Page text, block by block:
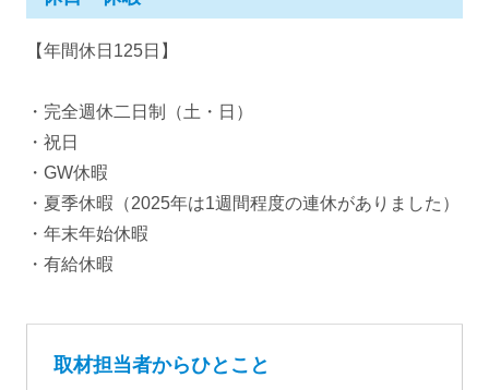
【年間休日125日】
・完全週休二日制（土・日）
・祝日
・GW休暇
・夏季休暇（2025年は1週間程度の連休がありました）
・年末年始休暇
・有給休暇
取材担当者からひとこと